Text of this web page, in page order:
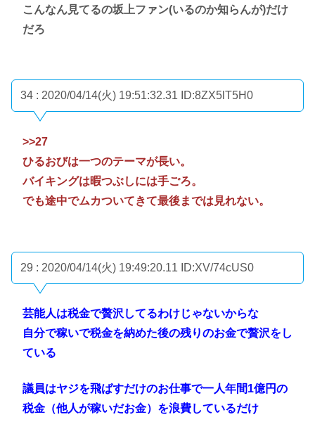
こんなん見てるの坂上ファン(いるのか知らんが)だけ
だろ
34 : 2020/04/14(火) 19:51:32.31 ID:8ZX5lT5H0
>>27
ひるおびは一つのテーマが長い。
バイキングは暇つぶしには手ごろ。
でも途中でムカついてきて最後までは見れない。
29 : 2020/04/14(火) 19:49:20.11 ID:XV/74cUS0
芸能人は税金で贅沢してるわけじゃないからな
自分で稼いで税金を納めた後の残りのお金で贅沢をし
ている
議員はヤジを飛ばすだけのお仕事で一人年間1億円の
税金（他人が稼いだお金）を浪費しているだけ